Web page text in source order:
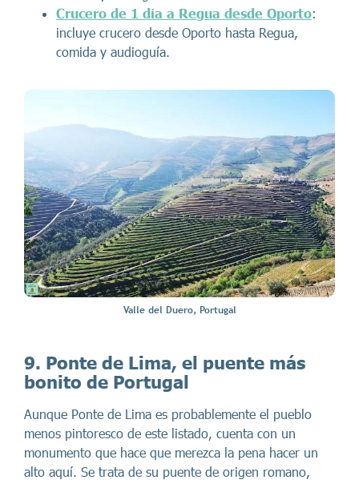
Crucero de 1 día a Regua desde Oporto:
incluye crucero desde Oporto hasta Regua,
comida y audioguía.
Valle del Duero, Portugal
9. Ponte de Lima, el puente más
bonito de Portugal
Aunque Ponte de Lima es probablemente el pueblo
menos pintoresco de este listado, cuenta con un
monumento que hace que merezca la pena hacer un
alto aquí. Se trata de su puente de origen romano,